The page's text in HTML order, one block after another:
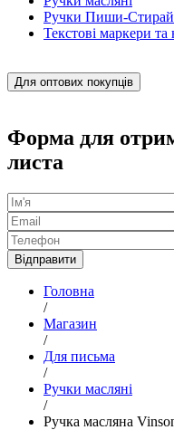
Ручки Пиши-Стирай
Текстові маркери та
Для оптових покупців
Форма для
листа
Головна
/
Магазин
/
Для письма
/
Ручки масляні
/
Ручка масляна